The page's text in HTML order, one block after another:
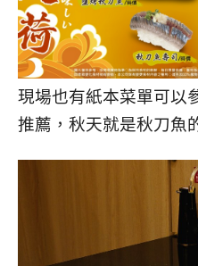
現場也有紙本菜單可以
推薦，秋天就是秋刀魚